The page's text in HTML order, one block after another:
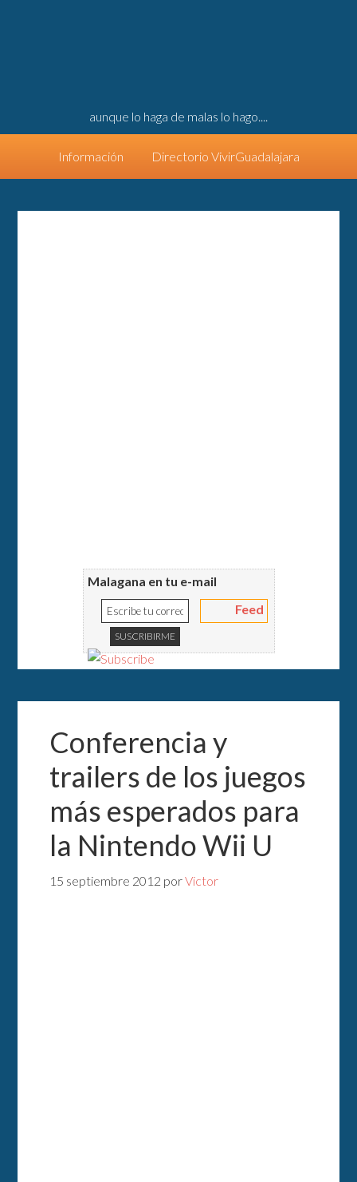
aunque lo haga de malas lo hago....
Información Directorio VivirGuadalajara
Malagana en tu e-mail
Feed
Conferencia y
trailers de los juegos
más esperados para
la Nintendo Wii U
15 septiembre 2012 porVictor